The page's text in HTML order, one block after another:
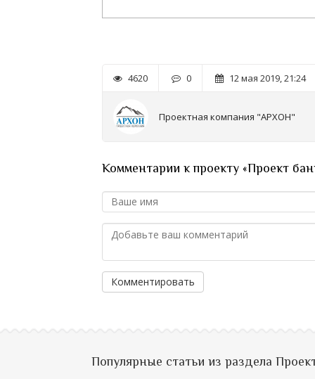
4620 0 12 мая 2019, 21:24
Проектная компания "АРХОН"
Комментарии к проекту «Проект бани
Комментировать
Популярные статьи из раздела